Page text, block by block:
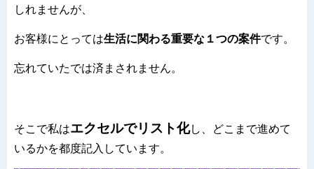
しれませんが、
お客様にとっては生活に関わる重要な１つの案件です。
忘れていたでは済まされません。
そこで私はエクセルでリスト化し、どこまで進めて
いるかを都度記入しています。